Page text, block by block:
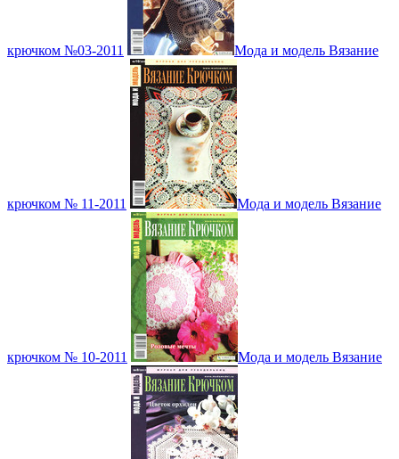
крючком №03-2011 Мода и модель Вязание
крючком № 11-2011 Мода и модель Вязание
крючком № 10-2011 Мода и модель Вязание